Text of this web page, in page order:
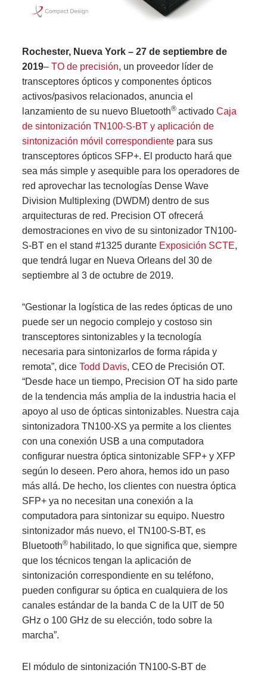
Rochester, Nueva York – 27 de septiembre de
2019– TO de precisión, un proveedor líder de
transceptores ópticos y componentes ópticos
activos/pasivos relacionados, anuncia el
lanzamiento de su nuevo Bluetooth® activado Caja
de sintonización TN100-S-BT y aplicación de
sintonización móvil correspondientepara sus
transceptores ópticos SFP+. El producto hará que
sea más simple y asequible para los operadores de
red aprovechar las tecnologías Dense Wave
Division Multiplexing (DWDM) dentro de sus
arquitecturas de red. Precision OT ofrecerá
demostraciones en vivo de su sintonizador TN100-
S-BT en el stand #1325 durante Exposición SCTE,
que tendrá lugar en Nueva Orleans del 30 de
septiembre al 3 de octubre de 2019.
“Gestionar la logística de las redes ópticas de uno
puede ser un negocio complejo y costoso sin
transceptores sintonizables y la tecnología
necesaria para sintonizarlos de forma rápida y
remota”, dice Todd Davis, CEO de Precisión OT.
“Desde hace un tiempo, Precision OT ha sido parte
de la tendencia más amplia de la industria hacia el
apoyo al uso de ópticas sintonizables. Nuestra caja
sintonizadora TN100-XS ya permite a los clientes
con una conexión USB a una computadora
configurar nuestra óptica sintonizable SFP+ y XFP
según lo deseen. Pero ahora, hemos ido un paso
más allá. De hecho, los clientes con nuestra óptica
SFP+ ya no necesitan una conexión a la
computadora para sintonizar su equipo. Nuestro
sintonizador más nuevo, el TN100-S-BT, es
Bluetooth® habilitado, lo que significa que, siempre
que los técnicos tengan la aplicación de
sintonización correspondiente en su teléfono,
pueden configurar su óptica en cualquiera de los
canales estándar de la banda C de la UIT de 50
GHz o 100 GHz de su elección, todo sobre la
marcha”.
El módulo de sintonización TN100-S-BT de